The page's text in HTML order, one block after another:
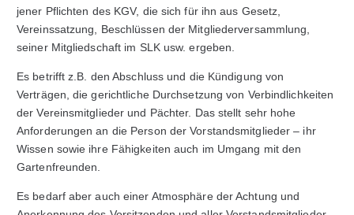
jener Pflichten des KGV, die sich für ihn aus Gesetz,
Vereinssatzung, Beschlüssen der Mitgliederversammlung,
seiner Mitgliedschaft im SLK usw. ergeben.
Es betrifft z.B. den Abschluss und die Kündigung von
Verträgen, die gerichtliche Durchsetzung von Verbindlichkeiten
der Vereinsmitglieder und Pächter. Das stellt sehr hohe
Anforderungen an die Person der Vorstandsmitglieder – ihr
Wissen sowie ihre Fähigkeiten auch im Umgang mit den
Gartenfreunden.
Es bedarf aber auch einer Atmosphäre der Achtung und